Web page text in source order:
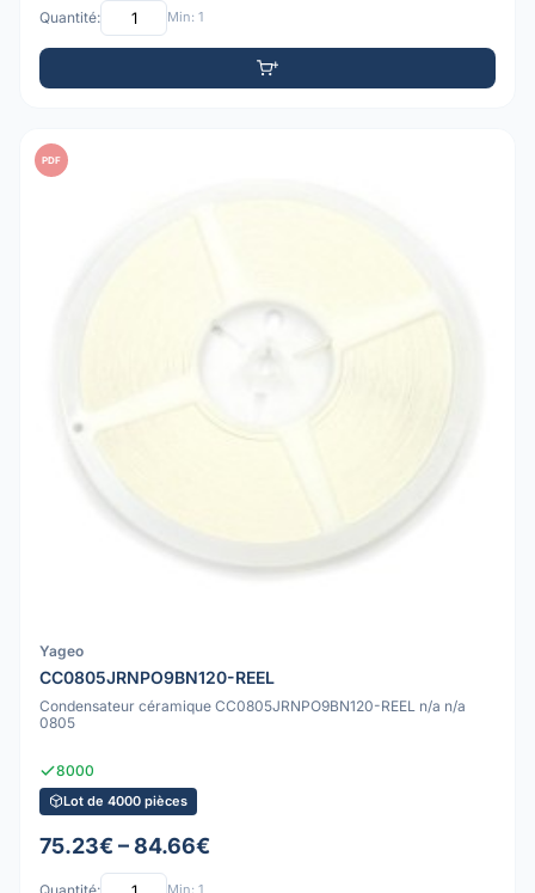
Quantité: Min: 1
PDF
Yageo
CC0805JRNPO9BN120-REEL
Condensateur céramique CC0805JRNPO9BN120-REEL n/a n/a
0805
8000
Lot de 4000 pièces
75.23€ – 84.66€
Min: 1